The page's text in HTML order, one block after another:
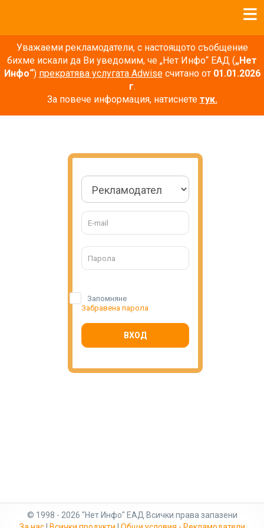
Уважаеми рекламодатели, с настоящото съобщение
бихме искали да Ви уведомим, че „Нет Инфо“ ЕАД („Нет
Инфо“) прекратява услугата Adwiseсчитано от 01.01.2026
г.
За повече информация, натиснете тук.
Запомняне
Забравена парола
ВХОД
© 1998 - 2026 "Нет Инфо" ЕАД Всички права запазени